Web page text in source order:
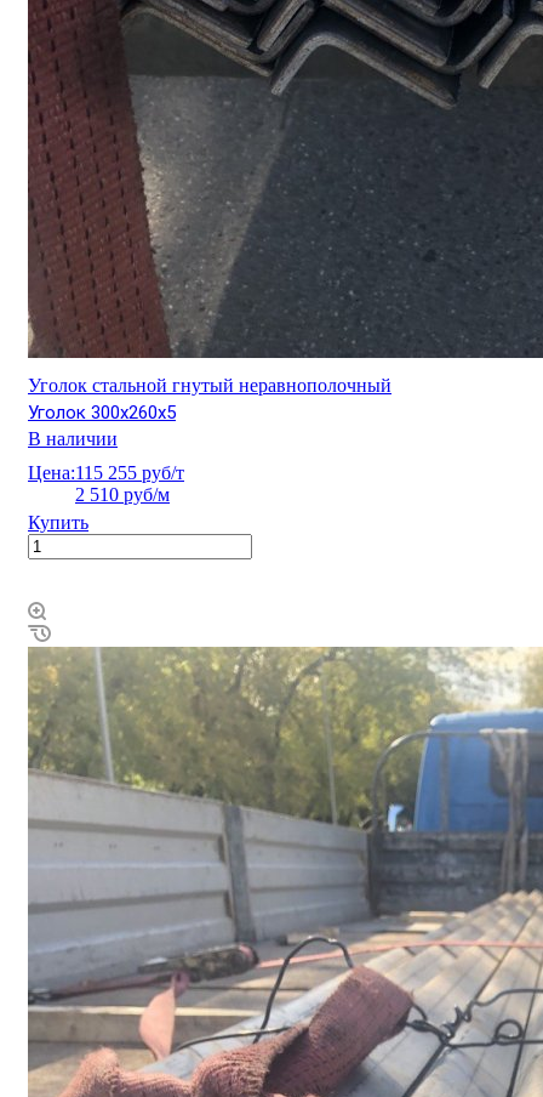
Уголок стальной гнутый неравнополочный
Уголок 300х260х5
В наличии
Цена:115 255 руб/т
2 510 руб/м
Купить